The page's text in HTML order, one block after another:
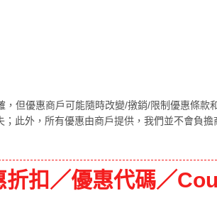
，但優惠商戶可能隨時改變/撴銷/限制優惠條款
此外，所有優惠由商戶提供，我們並不會負
扣／優惠代碼／